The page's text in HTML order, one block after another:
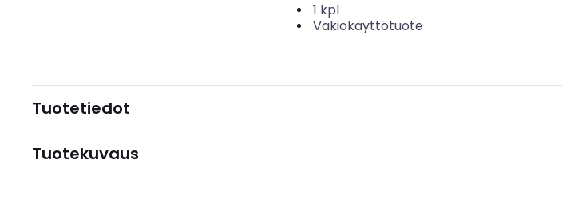
1 kpl
Vakiokäyttötuote
Tuotetiedot
Tuotekuvaus